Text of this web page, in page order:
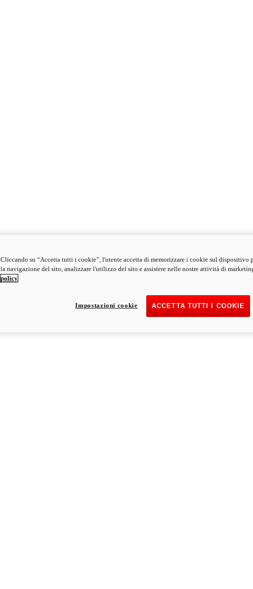
Cliccando su “Accetta tutti i cookie”, l'utente accetta di memorizzare i cookie sul dispositivo
la navigazione del sito, analizzare l'utilizzo del sito e assistere nelle nostre attività di
policy
ACCETTA TUTTI I COOKIE
Impostazioni cookie